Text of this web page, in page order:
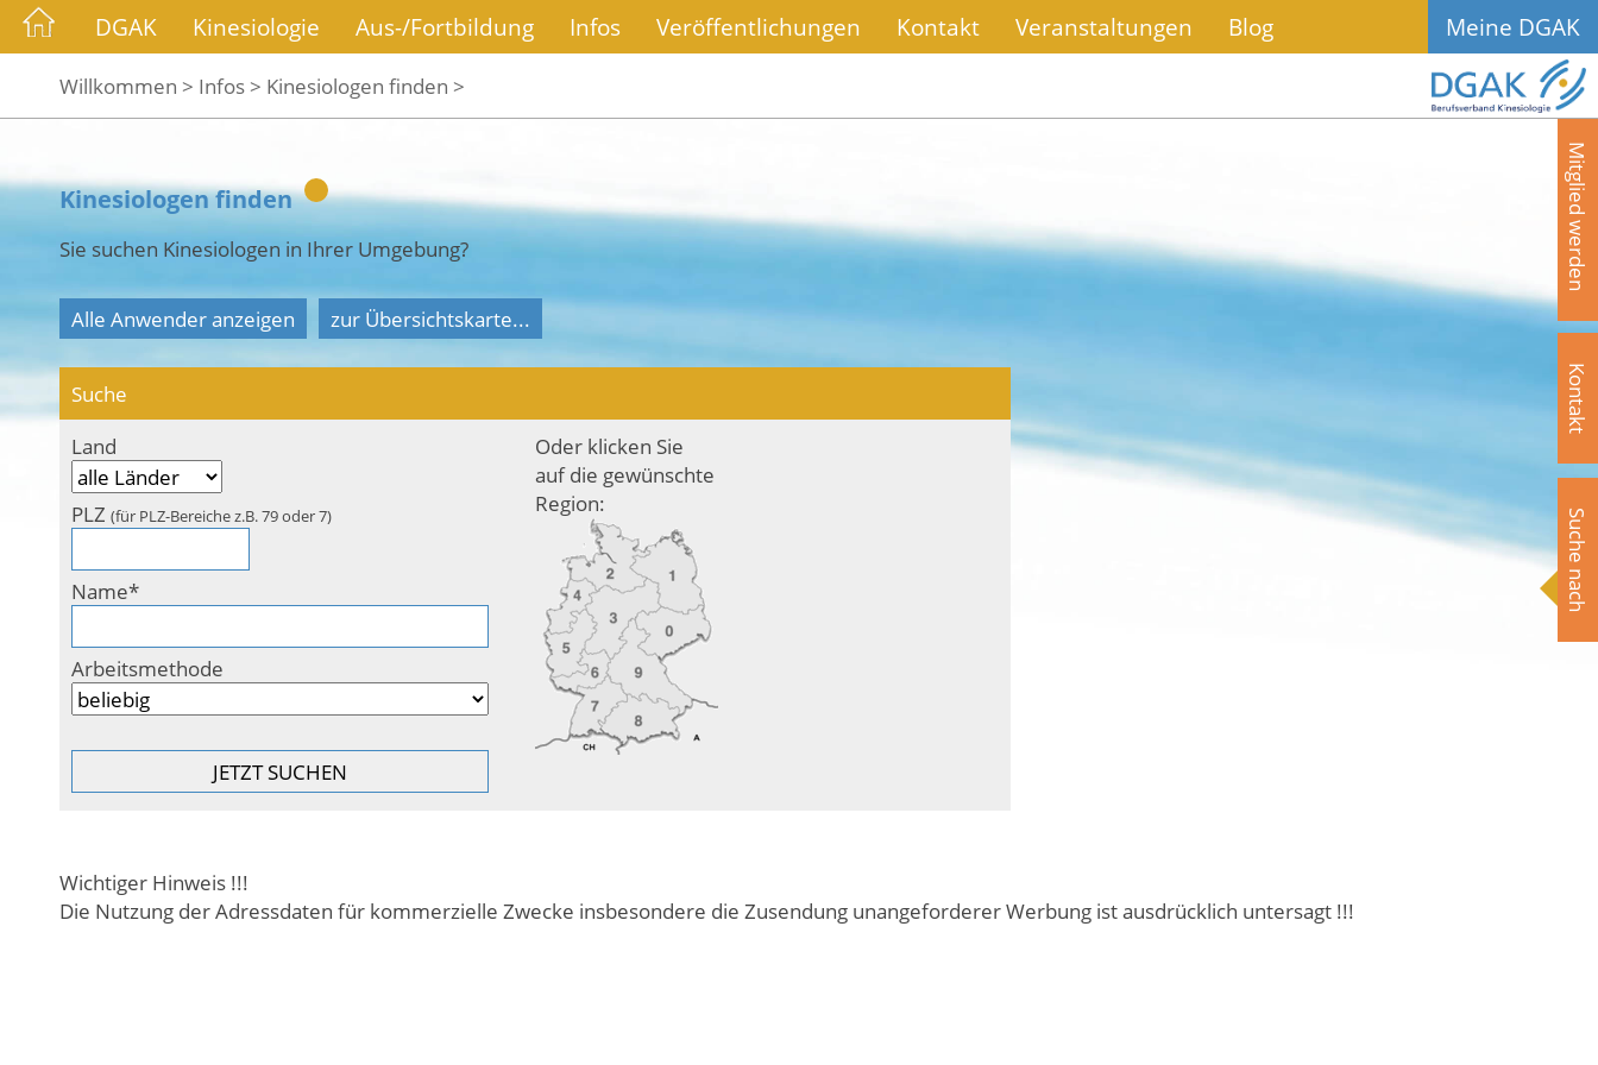
DGAK Kinesiologie Aus-/Fortbildung Infos Veröffentlichungen Kontakt Veranstaltungen Blog Meine DGAK
Willkommen > Infos > Kinesiologen finden >
Mitglied werden
Kontakt
Suche nach
Kinesiologen finden
Sie suchen Kinesiologen in Ihrer Umgebung?
Alle Anwender anzeigen zur Übersichtskarte...
Suche
Land
PLZ (für PLZ-Bereiche z.B. 79 oder 7)
Name*
Arbeitsmethode
Oder klicken Sie
auf die gewünschte
Region:
Wichtiger Hinweis !!!
Die Nutzung der Adressdaten für kommerzielle Zwecke insbesondere die Zusendung unangeforderer Werbung ist ausdrücklich untersagt !!!